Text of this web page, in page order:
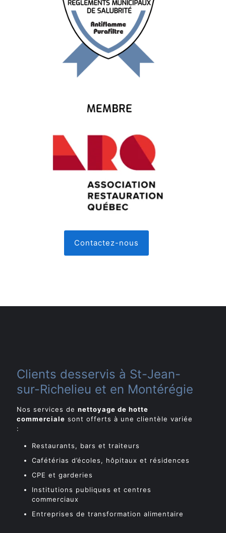
Contactez-nous
Clients desservis à St-Jean-
sur-Richelieu et en Montérégie
Nos services de nettoyage de hotte
commerciale sont offerts à une clientèle variée
:
Restaurants, bars et traiteurs
Cafétérias d’écoles, hôpitaux et résidences
CPE et garderies
Institutions publiques et centres
commerciaux
Entreprises de transformation alimentaire